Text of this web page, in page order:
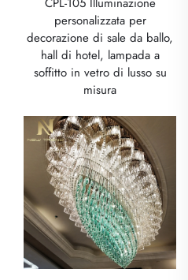
personalizzata per
decorazione di sale da ballo,
hall di hotel, lampada a
soffitto in vetro di lusso su
misura